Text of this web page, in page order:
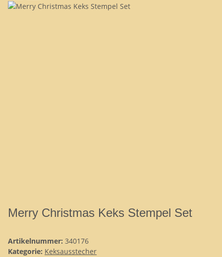
Merry Christmas Keks Stempel Set
Artikelnummer: 340176
Kategorie: Keksausstecher